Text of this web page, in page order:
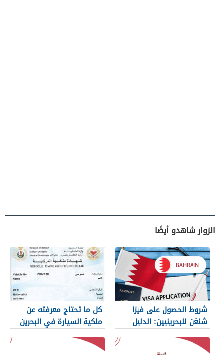
الزوار شاهدو أيضًا
شروط الحصول على فيزا
شنغن للبحرينيين: الدليل
الكامل
كل ما تحتاج معرفته عن
ملكية السيارة في البحرين